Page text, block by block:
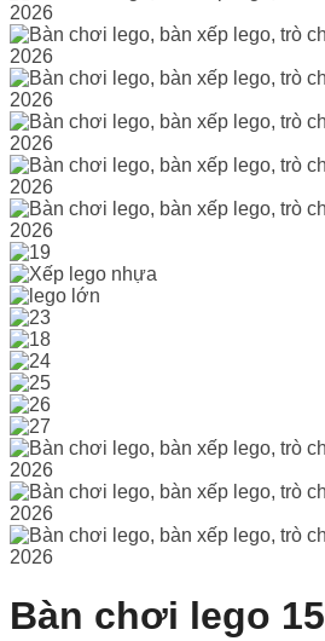
Bàn chơi lego 15